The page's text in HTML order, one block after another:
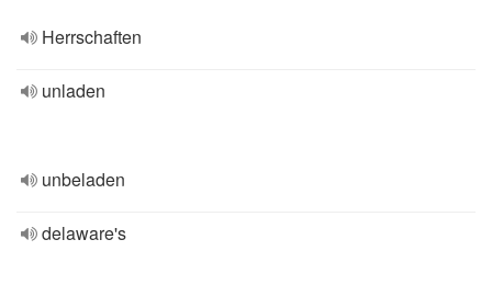
Herrschaften
unladen
unbeladen
delaware's